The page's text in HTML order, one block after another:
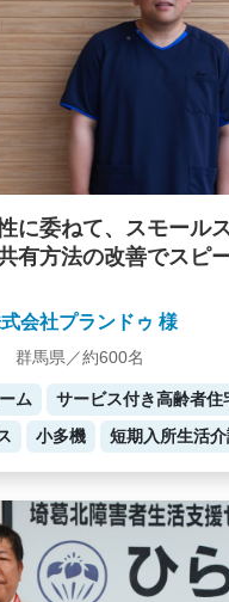
に委ねて、スモール
有方法の改善でスピ
会社プランドゥ 様
群馬県／約600名
ム
サービス付き高齢者住
小多機 短期入所生活